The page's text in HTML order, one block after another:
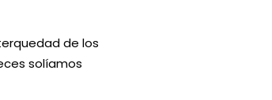
de los
solíamos